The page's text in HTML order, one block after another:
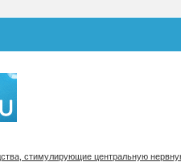
стимулирующие центральную